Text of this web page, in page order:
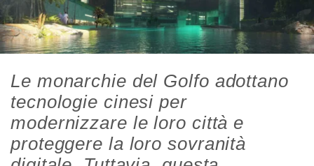
Le monarchie del Golfo adottano
tecnologie cinesi per
modernizzare le loro città e
proteggere la loro sovranità